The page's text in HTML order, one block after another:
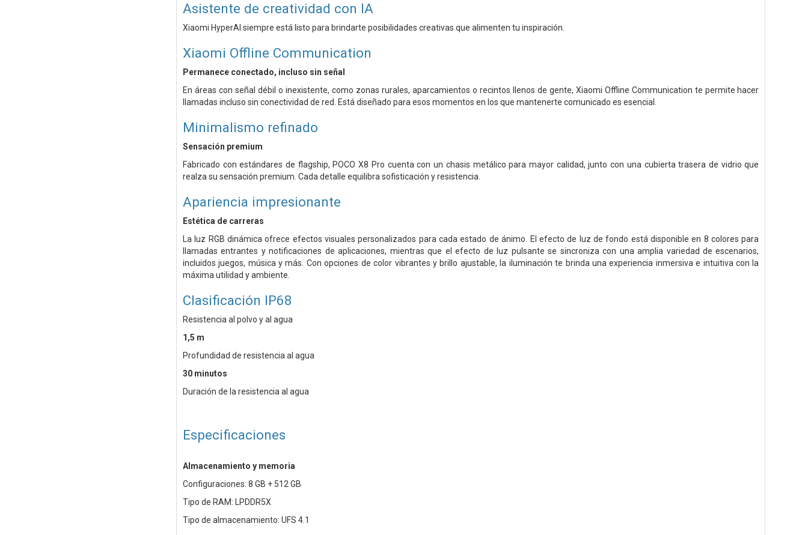
Asistente de creatividad con IA
Xiaomi HyperAI siempre está listo para brindarte posibilidades creativas que alimenten tu inspiración.
Xiaomi Offline Communication
Permanece conectado, incluso sin señal
En áreas con señal débil o inexistente, como zonas rurales, aparcamientos o recintos llenos de gente, Xiaomi Offline Communication te permite hacer
llamadas incluso sin conectividad de red. Está diseñado para esos momentos en los que mantenerte comunicado es esencial.
Minimalismo refinado
Sensación premium
Fabricado con estándares de flagship, POCO X8 Pro cuenta con un chasis metálico para mayor calidad, junto con una cubierta trasera de vidrio que
realza su sensación premium. Cada detalle equilibra sofisticación y resistencia.
Apariencia impresionante
Estética de carreras
La luz RGB dinámica ofrece efectos visuales personalizados para cada estado de ánimo. El efecto de luz de fondo está disponible en 8 colores para
llamadas entrantes y notificaciones de aplicaciones, mientras que el efecto de luz pulsante se sincroniza con una amplia variedad de escenarios,
incluidos juegos, música y más. Con opciones de color vibrantes y brillo ajustable, la iluminación te brinda una experiencia inmersiva e intuitiva con la
máxima utilidad y ambiente.
Clasificación IP68
Resistencia al polvo y al agua
1,5 m
Profundidad de resistencia al agua
30 minutos
Duración de la resistencia al agua
Especificaciones
Almacenamiento y memoria
Configuraciones: 8 GB + 512 GB
Tipo de RAM: LPDDR5X
Tipo de almacenamiento: UFS 4.1